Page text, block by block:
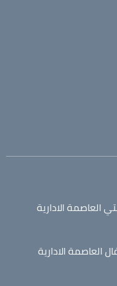
العاصمة الادارية
العاصمة الادارية